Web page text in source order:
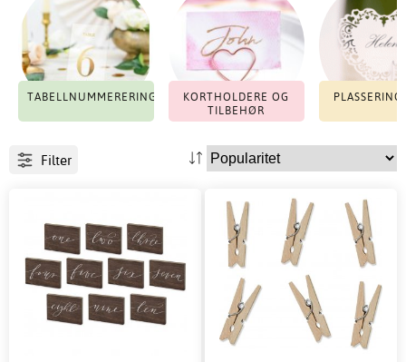
TABELLNUMMERERING
KORTHOLDERE OG
TILBEHØR
Filter